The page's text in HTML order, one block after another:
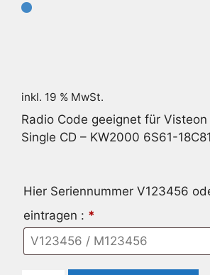
inkl. 19 % MwSt.
Radio Code geeignet für
Single CD – KW2000 6S61-
Hier Seriennummer V123456
eintragen : *